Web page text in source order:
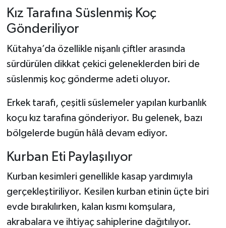
Kız Tarafına Süslenmiş Koç
Gönderiliyor
Kütahya’da özellikle nişanlı çiftler arasında
sürdürülen dikkat çekici geleneklerden biri de
süslenmiş koç gönderme adeti oluyor.
Erkek tarafı, çeşitli süslemeler yapılan kurbanlık
koçu kız tarafına gönderiyor. Bu gelenek, bazı
bölgelerde bugün hâlâ devam ediyor.
Kurban Eti Paylaşılıyor
Kurban kesimleri genellikle kasap yardımıyla
gerçekleştiriliyor. Kesilen kurban etinin üçte biri
evde bırakılırken, kalan kısmı komşulara,
akrabalara ve ihtiyaç sahiplerine dağıtılıyor.